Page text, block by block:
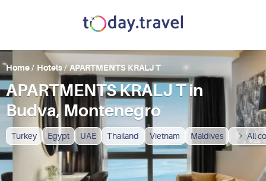
Turkey Egypt UAE Thailand Vietnam Maldives All
Home/ Hotels/ APARTMENTS KRALJ T
APARTMENTS KRALJ T in
Budva, Montenegro